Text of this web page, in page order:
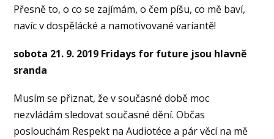
Přesně to, o co se zajímám, o čem píšu, co mě baví,
navíc v dospělácké a namotivované variantě!
sobota 21. 9. 2019 Fridays for future jsou hlavně
sranda
Musím se přiznat, že v současné době moc
nezvládám sledovat současné dění. Občas
poslouchám Respekt na Audiotéce a pár věcí na mě